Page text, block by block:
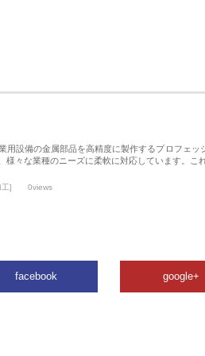
用設備の金属部品を高精度に製作するプロフェ
様々な業種のニーズに柔軟に対応しています。こ
] 0views
facebook google+